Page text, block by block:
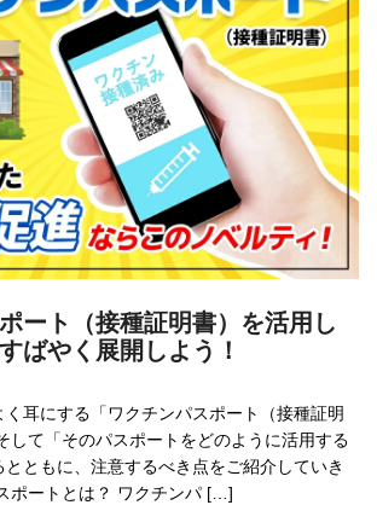
ート（接種証明書）を活用し
ばやく展開しよう！
耳にする「ワクチンパスポート（接種証明
して「そのパスポートをどのように活用する
ともに、注意するべき点をご紹介していき
ポートとは？ ワクチンパ […]